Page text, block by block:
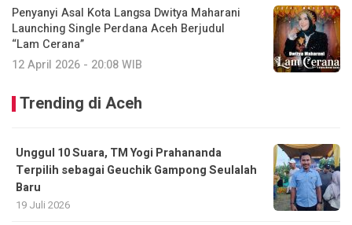
Penyanyi Asal Kota Langsa Dwitya Maharani
Launching Single Perdana Aceh Berjudul
“Lam Cerana”
12 April 2026 - 20:08 WIB
Trending di Aceh
Unggul 10 Suara, TM Yogi Prahananda
Terpilih sebagai Geuchik Gampong Seulalah
Baru
19 Juli 2026